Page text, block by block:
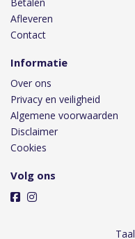
Afleveren
Contact
Informatie
Over ons
Privacy en veiligheid
Algemene voorwaarden
Disclaimer
Cookies
Volg ons
Taal